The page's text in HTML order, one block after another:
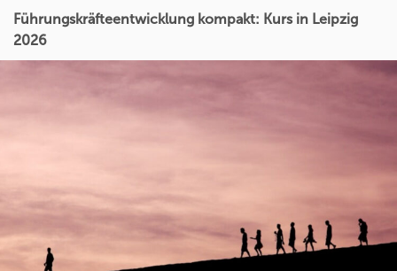
Führungskräfteentwicklung kompakt: Kurs in Leipzig
2026